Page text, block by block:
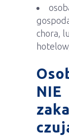
chora,